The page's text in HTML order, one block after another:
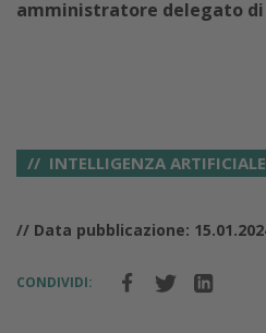
amministratore delegato
INTELLIGENZA ARTIFICIALE
// Data pubblicazione:
CONDIVIDI: